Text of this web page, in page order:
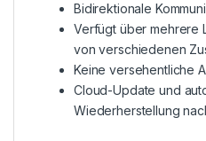
Bidirektionale
Verfügt über mehrere
von verschiedenen
Keine versehentliche
Cloud-Update und
Wiederherstellung